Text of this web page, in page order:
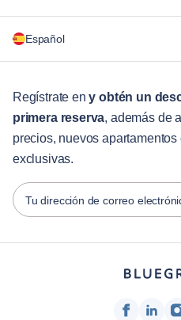
Para las empresas
Servicios para huéspedes
Guías de ciudades
Socios
Operadores de alquiler amueblado
Propietarios
Socios de franquicia
Español
English
Português
Español
Français
Türkçe
Regístrate eny obtén un
primera reserva, además de
precios, nuevos
exclusivas.
Tu dirección de correo